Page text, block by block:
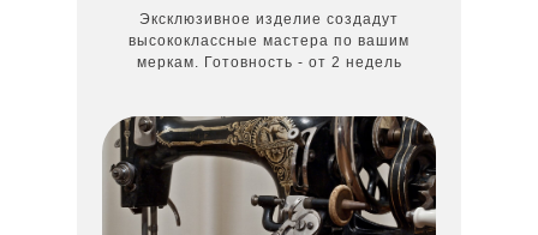
Эксклюзивное изделие создадут
высококлассные мастера по вашим
меркам. Готовность - от 2 недель